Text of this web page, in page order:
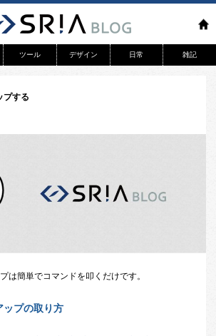
ツール デザイン 日常 雑記
プする
は簡単でコマンドを叩くだけです。
プの取り方